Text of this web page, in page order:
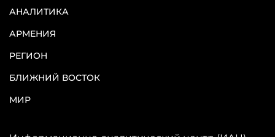
АНАЛИТИКА
АРМЕНИЯ
РЕГИОН
БЛИЖНИЙ ВОСТОК
МИР